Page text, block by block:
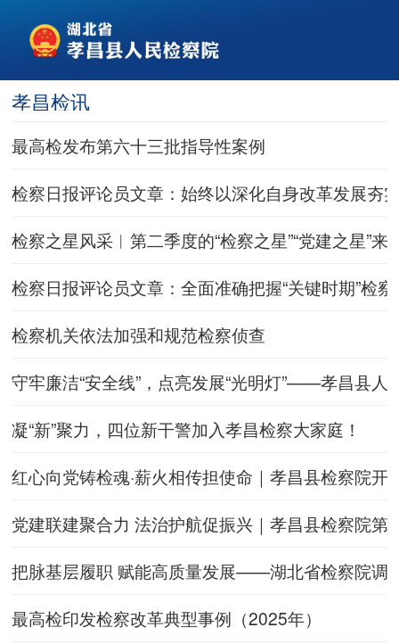
孝昌检讯
最高检发布第六十三批指导性案例
检察日报评论员文章：始终以深化自身改革发展夯
检察之星风采︱第二季度的“检察之星”“党建之星”来
检察日报评论员文章：全面准确把握“关键时期”检
检察机关依法加强和规范检察侦查
守牢廉洁“安全线”，点亮发展“光明灯”——孝昌县人
凝“新”聚力，四位新干警加入孝昌检察大家庭！
红心向党铸检魂·薪火相传担使命｜孝昌县检察院开
党建联建聚合力 法治护航促振兴｜孝昌县检察院
把脉基层履职 赋能高质量发展——湖北省检察院调
最高检印发检察改革典型事例（2025年）